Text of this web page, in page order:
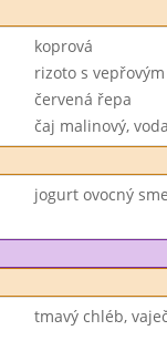
koprová
rizoto s
červená řepa
čaj malinový,
jogurt ovocný
tmavý chléb,